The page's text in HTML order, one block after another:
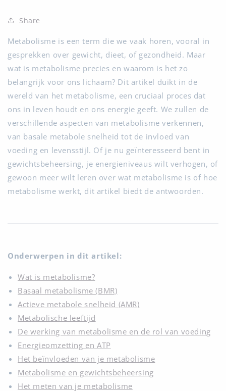
Share
Metabolisme is een term die we vaak horen, vooral in
gesprekken over gewicht, dieet, of gezondheid. Maar
wat is metabolisme precies en waarom is het zo
belangrijk voor ons lichaam? Dit artikel duikt in de
wereld van het metabolisme, een cruciaal proces dat
ons in leven houdt en ons energie geeft. We zullen de
verschillende aspecten van metabolisme verkennen,
van basale metabole snelheid tot de invloed van
voeding en levensstijl. Of je nu geïnteresseerd bent in
gewichtsbeheersing, je energieniveaus wilt verhogen, of
gewoon meer wilt leren over wat metabolisme is of hoe
metabolisme werkt, dit artikel biedt de antwoorden.
Onderwerpen in dit artikel:
Wat is metabolisme?
Basaal metabolisme (BMR)
Actieve metabole snelheid (AMR)
Metabolische leeftijd
De werking van metabolisme en de rol van voeding
Energieomzetting en ATP
Het beïnvloeden van je metabolisme
Metabolisme en gewichtsbeheersing
Het meten van je metabolisme